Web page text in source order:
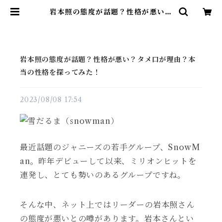
岩本照の態度が話題？性格が悪い？
岩本照の態度が話題？性格が悪い？タメ口が理由？本
当の性格を探ってみた！
2023/08/08 17:54
最近話題のジャニーズの若手グループ、SnowM
an。昨年デビューして以来、ミリオンヒットを
連発し、とても勢いのあるグループですね。
そんな中、ネット上ではリーダーの岩本照さん
の態度が悪いとの噂があります。岩本さんとい